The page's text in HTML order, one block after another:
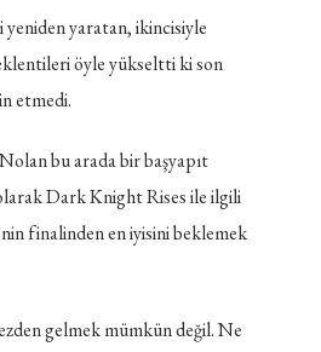
yaratan, ikincisiyle
öyle yükseltti ki son
etmedi.
bu arada bir başyapıt
Dark Knight Rises ile ilgili
finalinden en iyisini beklemek
gelmek mümkün değil. Ne